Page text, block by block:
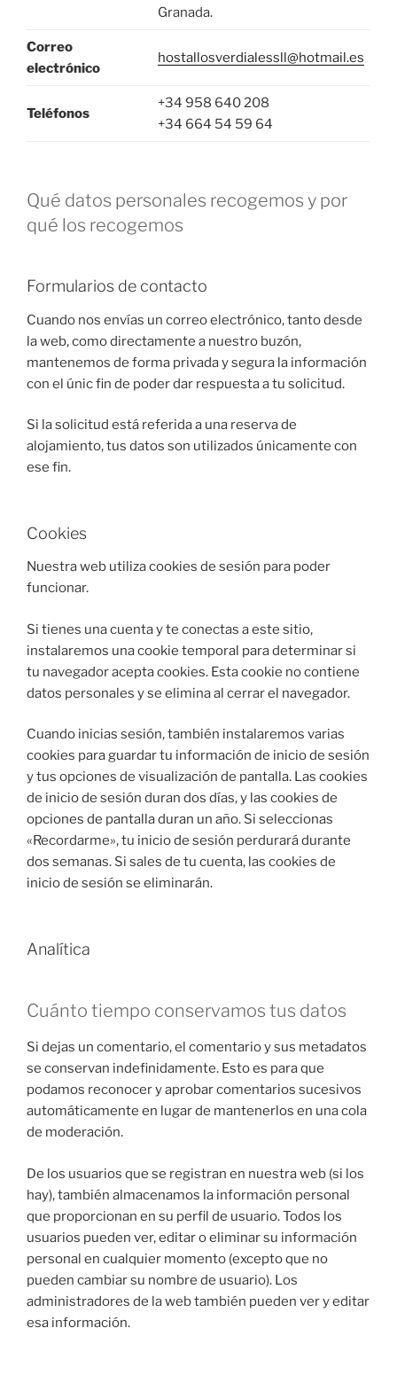
Granada.
Correo
electrónico
hostallosverdialessll@hotmail.es
Teléfonos
+34 958 640 208
+34 664 54 59 64
Qué datos personales recogemos y por
qué los recogemos
Formularios de contacto
Cuando nos envías un correo electrónico, tanto desde
la web, como directamente a nuestro buzón,
mantenemos de forma privada y segura la información
con el únic fin de poder dar respuesta a tu solicitud.
Si la solicitud está referida a una reserva de
alojamiento, tus datos son utilizados únicamente con
ese fin.
Cookies
Nuestra web utiliza cookies de sesión para poder
funcionar.
Si tienes una cuenta y te conectas a este sitio,
instalaremos una cookie temporal para determinar si
tu navegador acepta cookies. Esta cookie no contiene
datos personales y se elimina al cerrar el navegador.
Cuando inicias sesión, también instalaremos varias
cookies para guardar tu información de inicio de sesión
y tus opciones de visualización de pantalla. Las cookies
de inicio de sesión duran dos días, y las cookies de
opciones de pantalla duran un año. Si seleccionas
«Recordarme», tu inicio de sesión perdurará durante
dos semanas. Si sales de tu cuenta, las cookies de
inicio de sesión se eliminarán.
Analítica
Cuánto tiempo conservamos tus datos
Si dejas un comentario, el comentario y sus metadatos
se conservan indefinidamente. Esto es para que
podamos reconocer y aprobar comentarios sucesivos
automáticamente en lugar de mantenerlos en una cola
de moderación.
De los usuarios que se registran en nuestra web (si los
hay), también almacenamos la información personal
que proporcionan en su perfil de usuario. Todos los
usuarios pueden ver, editar o eliminar su información
personal en cualquier momento (excepto que no
pueden cambiar su nombre de usuario). Los
administradores de la web también pueden ver y editar
esa información.